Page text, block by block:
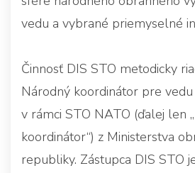
vedu a vybrané priemyselné
Činnosť DIS STO metodicky
Národný koordinátor pre
v rámci STO NATO (ďalej len
koordinátor“) z Ministerstva
republiky. Zástupca DIS STO